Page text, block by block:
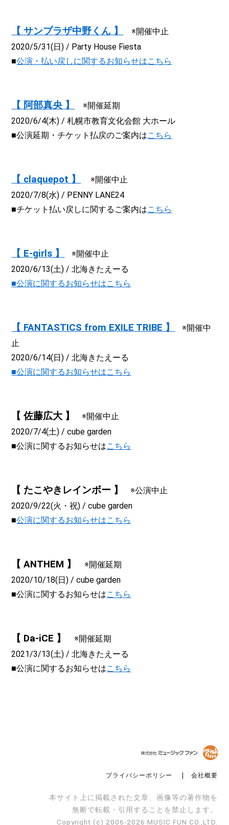
【 サンプラザ中野くん 】
※開催中止
2020/5/31(日) / Party House Fiesta
■公演・払い戻しに関するお知らせはこちら
【 阿部真央 】
※開催延期
2020/6/4(木) / 札幌市教育文化会館 大ホール
■公演延期・チケット払戻のご案内はこちら
【 claquepot 】
※開催中止
2020/7/8(水) / PENNY LANE24
■チケット払い戻しに関するご案内はこちら
【 E-girls 】
※開催中止
2020/6/13(土) / 北海きたえーる
■公演に関するお知らせはこちら
【 FANTASTICS from EXILE TRIBE 】
※開催中
止
2020/6/14(日) / 北海きたえーる
■公演に関するお知らせはこちら
【 佐藤広大 】
※開催中止
2020/7/4(土) / cube garden
■公演に関するお知らせはこちら
【 たこやきレインボー 】
※公演中止
2020/9/22(火・祝) / cube garden
■公演に関するお知らせはこちら
【 ANTHEM 】
※開催延期
2020/10/18(日) / cube garden
■公演に関するお知らせはこちら
【 Da-iCE 】
※開催延期
2021/3/13(土) / 北海きたえーる
■公演に関するお知らせはこちら
プライバシーポリシー 会社概要
本サイト上に掲載された文章、画像等の著作物を
無断で転載・引用することを禁止します。
Copyright (c) 2006-2026 MUSIC FUN CO.,LTD.